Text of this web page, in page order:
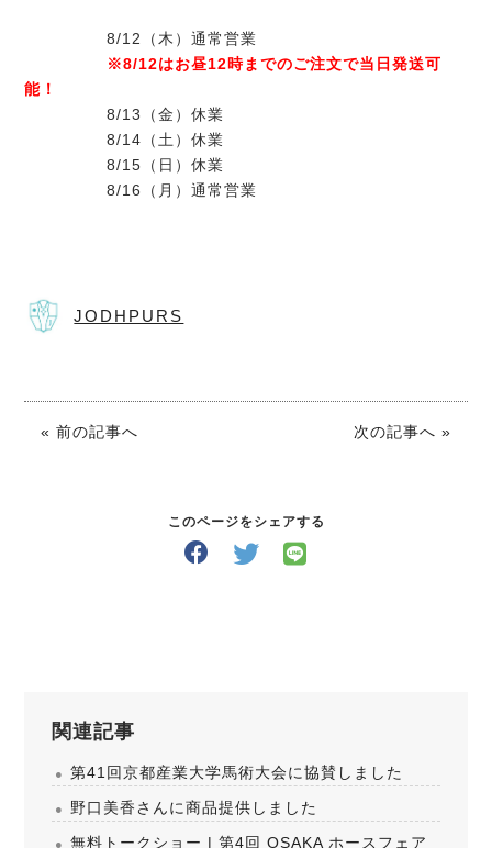
8/12（木）通常営業
※8/12はお昼12時までのご注文で当日発送可
能！
8/13（金）休業
8/14（土）休業
8/15（日）休業
8/16（月）通常営業
JODHPURS
« 前の記事へ 次の記事へ »
このページをシェアする
関連記事
第41回京都産業大学馬術大会に協賛しました
野口美香さんに商品提供しました
無料トークショー | 第4回 OSAKA ホースフェア